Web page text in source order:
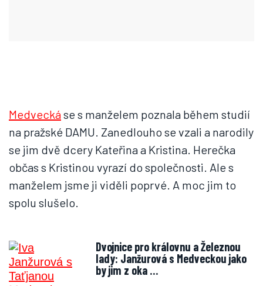
Medveckáse s manželem poznala během studií
na pražské DAMU. Zanedlouho se vzali a narodily
se jim dvě dcery Kateřina a Kristina. Herečka
občas s Kristinou vyrazí do společnosti. Ale s
manželem jsme ji viděli poprvé. A moc jim to
spolu slušelo.
Dvojnice pro královnu a Železnou
lady: Janžurová s Medveckou jako
by jim z oka …